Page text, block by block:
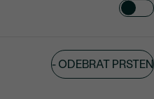
-ODEBRAT PRSTEN